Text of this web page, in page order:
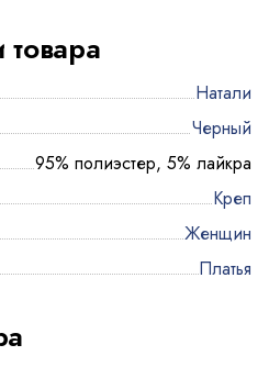
товара
Натали
Черный
95% полиэстер, 5% лайкра
Креп
Женщин
Платья